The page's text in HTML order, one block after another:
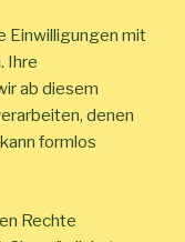
Einwilligungen mit
Ihre
ab diesem
denen
formlos
Rechte